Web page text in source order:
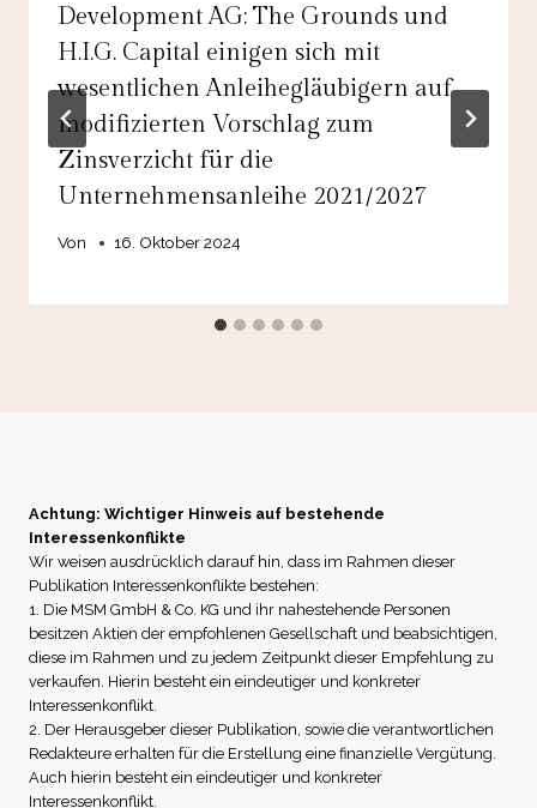
Development AG: The Grounds und
H.I.G. Capital einigen sich mit
wesentlichen Anleihegläubigern auf
modifizierten Vorschlag zum
Zinsverzicht für die
Unternehmensanleihe 2021/2027
Von 16. Oktober 2024
Achtung: Wichtiger Hinweis auf bestehende
Interessenkonflikte
Wir weisen ausdrücklich darauf hin, dass im Rahmen dieser
Publikation Interessenkonflikte bestehen:
1. Die MSM GmbH & Co. KG und ihr nahestehende Personen
besitzen Aktien der empfohlenen Gesellschaft und beabsichtigen,
diese im Rahmen und zu jedem Zeitpunkt dieser Empfehlung zu
verkaufen. Hierin besteht ein eindeutiger und konkreter
Interessenkonflikt.
2. Der Herausgeber dieser Publikation, sowie die verantwortlichen
Redakteure erhalten für die Erstellung eine finanzielle Vergütung.
Auch hierin besteht ein eindeutiger und konkreter
Interessenkonflikt.